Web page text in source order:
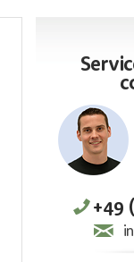
+49